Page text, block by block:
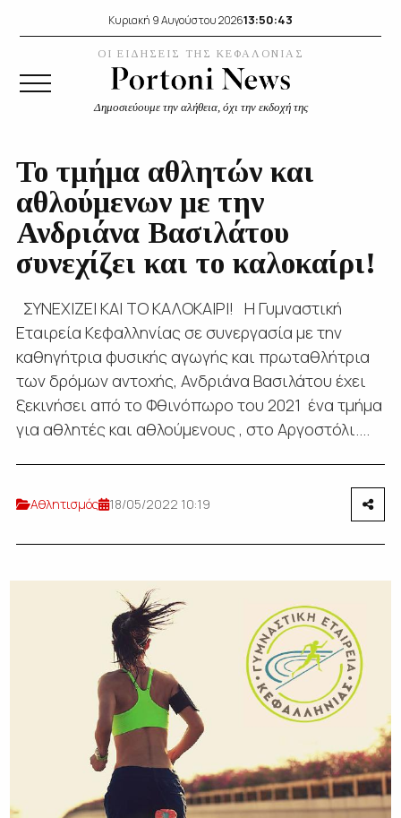
Κυριακή 9 Αυγούστου 202613:50:44
ΟΙ ΕΙΔΗΣΕΙΣ ΤΗΣ ΚΕΦΑΛΟΝΙΑΣ
Δημοσιεύουμε την αλήθεια, όχι την εκδοχή της
Το τμήμα αθλητών και
αθλούμενων με την
Ανδριάνα Βασιλάτου
συνεχίζει και το καλοκαίρι!
ΣΥΝΕΧΙΖΕΙ ΚΑΙ ΤΟ ΚΑΛΟΚΑΙΡΙ! Η Γυμναστική
Εταιρεία Κεφαλληνίας σε συνεργασία με την
καθηγήτρια φυσικής αγωγής και πρωταθλήτρια
των δρόμων αντοχής, Ανδριάνα Βασιλάτου έχει
ξεκινήσει από το Φθινόπωρο του 2021 ένα τμήμα
για αθλητές και αθλούμενους , στο Αργοστόλι....
Αθλητισμός 18/05/2022 10:19